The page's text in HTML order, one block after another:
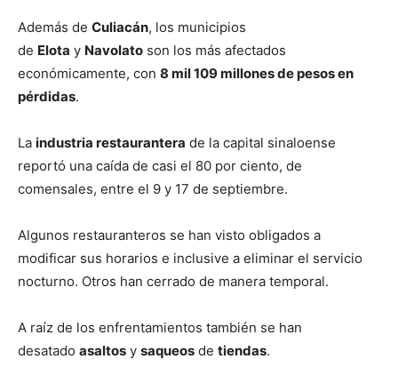
Además de Culiacán, los municipios
de Elota y Navolato son los más afectados
económicamente, con 8 mil 109 millones de pesos en
pérdidas.
La industria restaurantera de la capital sinaloense
reportó una caída de casi el 80 por ciento, de
comensales, entre el 9 y 17 de septiembre.
Algunos restauranteros se han visto obligados a
modificar sus horarios e inclusive a eliminar el servicio
nocturno. Otros han cerrado de manera temporal.
A raíz de los enfrentamientos también se han
desatado asaltos y saqueos de tiendas.